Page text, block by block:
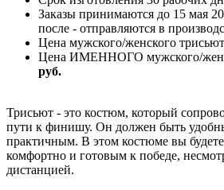
Заказы принимаются до 15 мая
после - отправляются в
Цена мужского/женского
Цена ИМЕННОГО мужского/
руб.
Трисьют - это костюм, который
пути к финишу. Он должен быть
практичным. В этом костюме вы будете
комфортно и готовым к победе,
дистанцией.